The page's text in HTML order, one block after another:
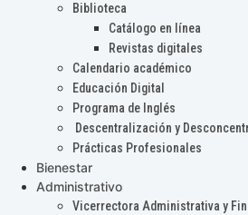
Biblioteca
Catálogo en línea
Revistas digitales
Calendario académico
Educación Digital
Programa de Inglés
Descentralización y
Prácticas Profesionales
Bienestar
Administrativo
Vicerrectora Administrativa y